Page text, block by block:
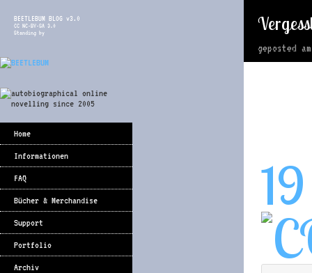
BEETLEBUM BLOG v3.0
CC NC-BY-SA 3.0
Standing by
Home
Informationen
FAQ
Bücher & Merchandise
Support
Portfolio
Archiv
geposted
19